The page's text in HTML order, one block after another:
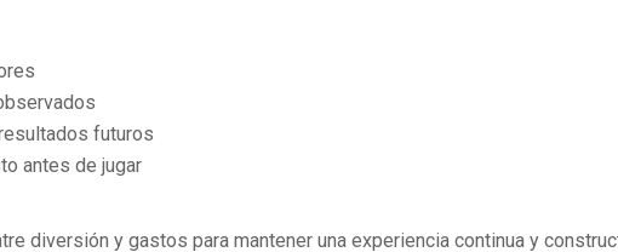
futuros
antes de jugar
diversión y gastos para mantener una experiencia continua y